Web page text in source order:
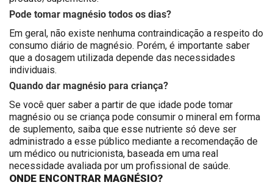
Pode tomar magnésio todos os dias?
Em geral, não existe nenhuma contraindicação a respeito do
consumo diário de magnésio. Porém, é importante saber
que a dosagem utilizada depende das necessidades
individuais.
Quando dar magnésio para criança?
Se você quer saber a partir de que idade pode tomar
magnésio ou se criança pode consumir o mineral em forma
de suplemento, saiba que esse nutriente só deve ser
administrado a esse público mediante a recomendação de
um médico ou nutricionista, baseada em uma real
necessidade avaliada por um profissional de saúde.
ONDE ENCONTRAR MAGNÉSIO?